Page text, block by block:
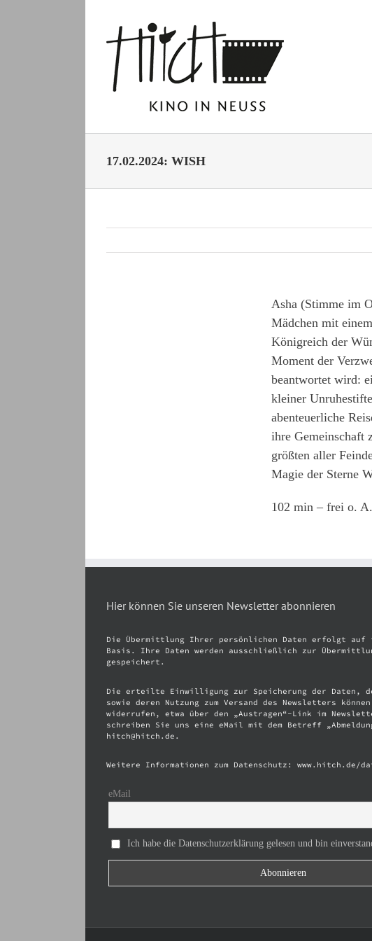
17.02.2024: WISH
Asha (Stimme im
Mädchen mit
Königreich der
Moment der
beantwortet wird:
kleiner
abenteuerliche
ihre Gemeinschaft
größten aller
Magie der Sterne
102 min – frei o.
Hier können Sie unseren Newsletter abonnieren
Die Übermittlung Ihrer persönlichen Daten erfolgt
Basis. Ihre Daten werden ausschließlich zur
gespeichert.
Die erteilte Einwilligung zur Speicherung der Daten,
sowie deren Nutzung zum Versand des Newsletters
widerrufen, etwa über den „Austragen“-Link im
schreiben Sie uns eine eMail mit dem Betreff
hitch@hitch.de.
Weitere Informationen zum Datenschutz: www.hitch.de/
eMail
Ich habe die Datenschutzerklärung gelesen und bin